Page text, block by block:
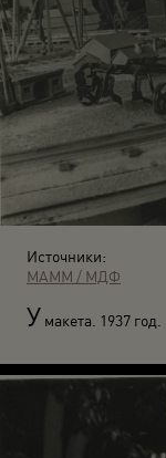
Источники:
МАММ / МДФ
У макета. 1937 год.